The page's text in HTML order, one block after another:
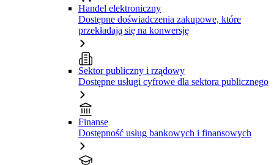
Handel elektroniczny
Dostępne doświadczenia zakupowe, które
przekładają się na konwersję
Sektor publiczny i rządowy
Dostępne usługi cyfrowe dla sektora publicznego
Finanse
Dostępność usług bankowych i finansowych